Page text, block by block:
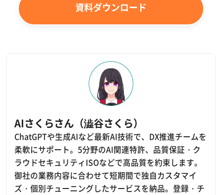
資料ダウンロード
AIさくらさん（澁谷さくら）
ChatGPTや生成AIなど最新AI技術で、DX推進チームを
柔軟にサポート。5分野のAI関連特許、品質保証・ク
ラウドセキュリティISOなどで高品質を約束します。
御社の業務内容に合わせて短期間で独自カスタマイ
ズ・個別チューニングしたサービスを納品。登録・チ